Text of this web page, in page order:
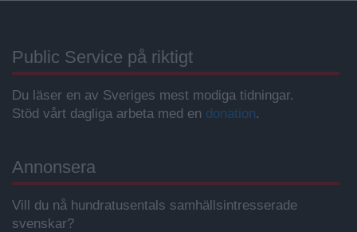
Public Service på riktigt
Du läser en av Sveriges mest modiga tidningar.
Stöd vårt dagliga arbeta med en donation.
Annonsera
Vill du nå hundratusentals samhällsintresserade
svenskar?